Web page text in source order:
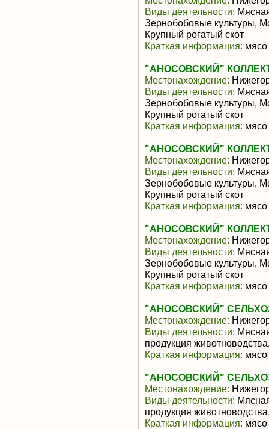
Виды деятельности:
Зернобобовые культуры,
Крупный рогатый скот
Краткая информация: мясо
"АНОСОВСКИЙ"
Местонахождение:
Виды деятельности:
Зернобобовые культуры,
Крупный рогатый скот
Краткая информация: мясо
"АНОСОВСКИЙ"
Местонахождение:
Виды деятельности:
Зернобобовые культуры,
Крупный рогатый скот
Краткая информация: мясо
"АНОСОВСКИЙ"
Местонахождение:
Виды деятельности:
Зернобобовые культуры,
Крупный рогатый скот
Краткая информация: мясо
"АНОСОВСКИЙ"
Местонахождение:
Виды деятельности:
продукция
Краткая информация: мясо
"АНОСОВСКИЙ"
Местонахождение:
Виды деятельности:
продукция
Краткая информация: мясо